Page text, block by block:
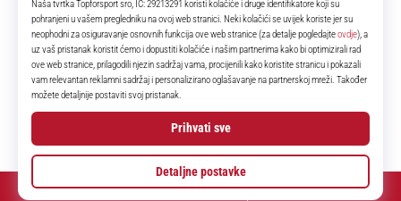
11teamsports.hr
Tvoj smo pouzdani suigrač već više od 16 godina! Cijelo to vrijeme
donosimo ti najbolje i najnovije proizvode iz svijeta nogometa.
Facebook
Instagram